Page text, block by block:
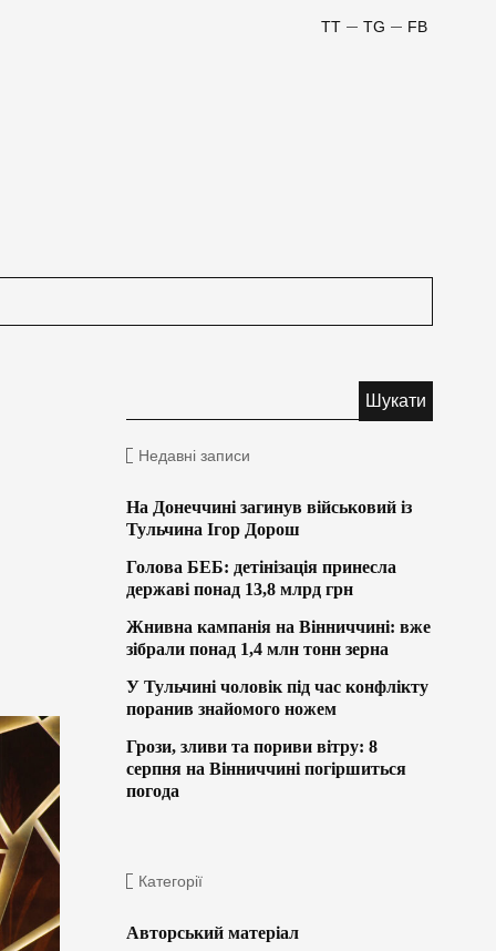
FB
TG
TT
Недавні записи
На Донеччині загинув військовий із
Тульчина Ігор Дорош
Голова БЕБ: детінізація принесла
державі понад 13,8 млрд грн
Жнивна кампанія на Вінниччині: вже
зібрали понад 1,4 млн тонн зерна
У Тульчині чоловік під час конфлікту
поранив знайомого ножем
Грози, зливи та пориви вітру: 8
серпня на Вінниччині погіршиться
погода
Категорії
Авторський матеріал